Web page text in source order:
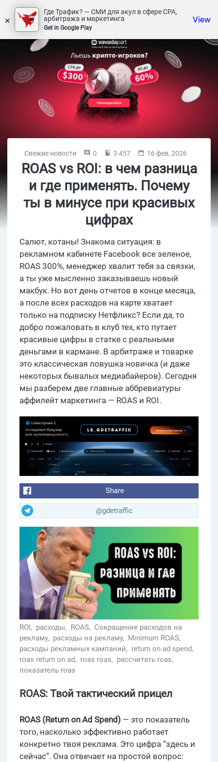
×
Где Трафик? — СМИ для акул в сфере СРА,
арбитража и маркетинга
Get in Google Play
View
Свежие новости 0 3 457 16 фев, 2026
ROAS vs ROI: в чем разница
и где применять. Почему
ты в минусе при красивых
цифрах
Салют, котаны! Знакома ситуация: в
рекламном кабинете Facebook все зеленое,
ROAS 300%, менеджер хвалит тебя за связки,
а ты уже мысленно заказываешь новый
макбук. Но вот день отчетов в конце месяца,
а после всех расходов на карте хватает
только на подписку Нетфликс? Если да, то
добро пожаловать в клуб тех, кто путает
красивые цифры в статке с реальными
деньгами в кармане. В арбитраже и товарке
это классическая ловушка новичка (и даже
некоторых бывалых медиабайеров). Сегодня
мы разберем две главные аббревиатуры
аффилейт маркетинга — ROAS и ROI.
Share
@gdetraffic
ROI, расходы, ROAS, Сокращение расходов на
рекламу, расходы на рекламу, Minimum ROAS,
расходы рекламных кампаний, return on ad spend,
roas return on ad, roas roas, рассчитать roas,
показатель roas
ROAS: Твой тактический прицел
ROAS (Return on Ad Spend) — это показатель
того, насколько эффективно работает
конкретно твоя реклама. Это цифра “здесь и
сейчас”. Она отвечает на простой вопрос: